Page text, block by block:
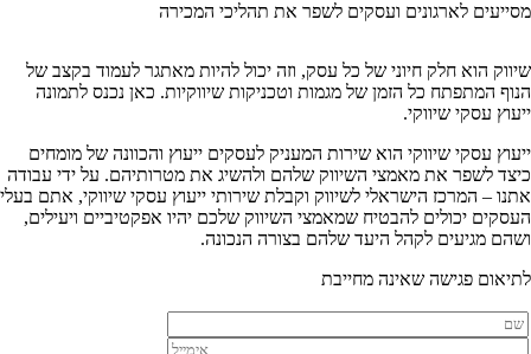
מסייעים לארגונים ועסקים לשפר את תהליכי המכירה
שיווק הוא חלק חיוני של כל עסק, וזה יכול להיות מאתגר לעמוד בקצב של
הנוף המתפתח כל הזמן של מגמות וטכניקות שיווקיות. כאן נכנס לתמונה
ייעוץ עסקי שיווקי.
ייעוץ עסקי שיווקי הוא שירות המעניק לעסקים ייעוץ והכוונה של מומחים
כיצד לשפר את מאמצי השיווק שלהם ולהשיג את מטרותיהם. על ידי עבודה
אתנו – המרכז הישראלי לשיווק וקבלת שירותי ייעוץ עסקי שיווקי, אתם בעלי
העסקים יכולים להבטיח שמאמצי השיווק שלכם יהיו אפקטיביים ויעילים,
ושהם מגיעים לקהל היעד שלהם בצורה הנכונה.
לתיאום פגישה שאינה מחייבת